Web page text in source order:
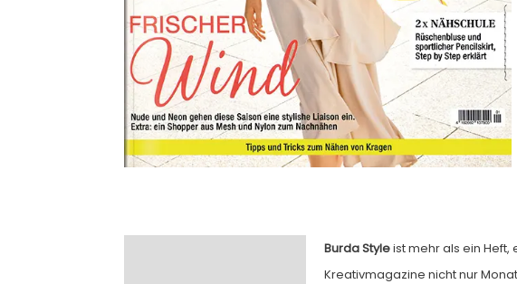
Burda Styleist mehr als ein
Kreativmagazine nicht nur